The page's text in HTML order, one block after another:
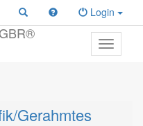
Login
Toggle
primary
Gerahmtes